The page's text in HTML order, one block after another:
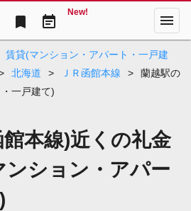
bookmark event_note
New! menu
賃貸(マンション・アパート・一戸建
北海道 > ＪＲ函館本線 >
蘭越駅の
一戸建て)
本線)近くの礼金
ンション・アパー